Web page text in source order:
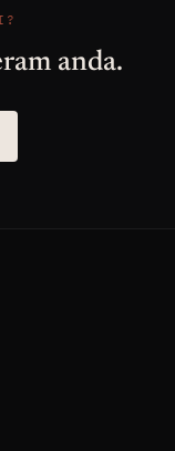
anda.